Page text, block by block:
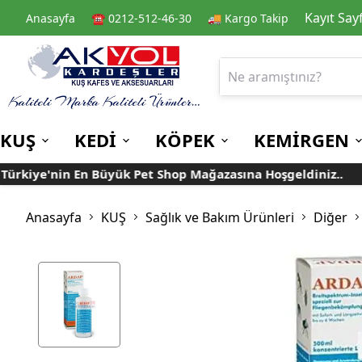
Anasayfa ☎️ 0212-512-46-30 🚚 Kargo Takip Kayıt
KUŞ
Kafes
Muhabbet
Papağan
Taşıma Kafesi
Rulolu Kafes
Kafes Aksesuarları
Yemlikler
KEDİ
Kedi Kuru Mamalar Kedi Kumları
Taşımalar
KÖPEK
Kuru Mamalar Konserve Mamalar
Mama ve Su Kapları
KEMİRGEN
Guinea Pig Yemleri
En Büyük Pet Shop Mağazasına Hoşgeldiniz..
Anasayfa KUŞ Sağlık ve Bakım Ürünleri Diğer